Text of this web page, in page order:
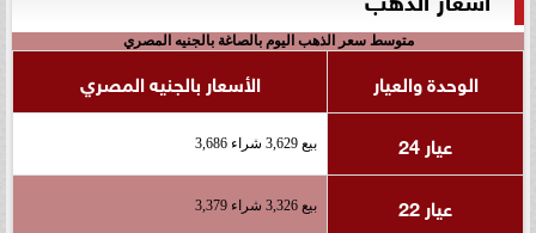
متوسط سعر الذهب اليوم بالصاغة بالجنيه المصري
الوحدة والعيار
الأسعار بالجنيه المصري
عيار 24
بيع 3,629 شراء 3,686
عيار 22 بيع 3,326 شراء 3,379